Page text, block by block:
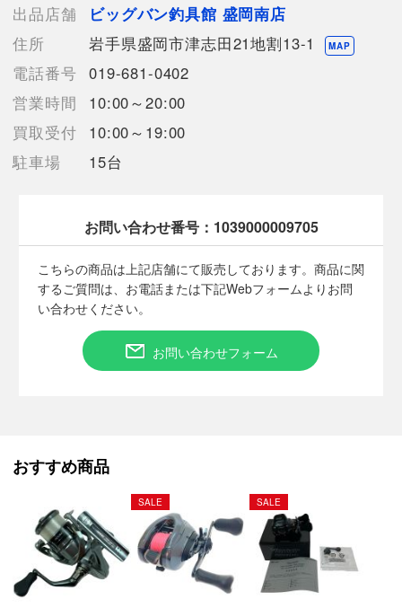
リールにラインが巻かれておりますが、詳細は不明のため。おま
け程度にお考え下さい。
また、店頭併売品につき、傷・汚れ等の商品状態の変化がある場
合がございます。
予めご了承ください。
【使用予定配送業者】佐川急便 飛脚宅配便60サイズ
【こちらの商品は在庫連動システムを導入し、店頭や他ネットシ
売切れの場合は、ご購入をキャンセルさせていただく場合がござ
います。】
■状態等は画像をご確認・ご参照下さい。
こちらの商品はお客様から買取させていただいた商品であり、
人の手を経た商品です。
■弊社（株式会社オカモト）を装った偽装サイトにご注意くださ
弊社（株式会社オカモト）の商品画像や文章を無断盗用した『偽
装サイト』を確認しておりますが、
当店とは一切関係がございませんのでご注意ください。
出品店舗
ビッグバン釣具館 盛岡南店
住所
岩手県盛岡市津志田21地割13-1 MAP
電話番号 019-681-0402
営業時間
10:00～20:00
買取受付
10:00～19:00
駐車場
15台
お問い合わせ番号： 1039000009705
こちらの商品は上記店舗にて販売しております。商品に関
するご質問は、お電話または下記Webフォームよりお問
い合わせください。
お問い合わせフォーム
おすすめ商品
SALE SALE